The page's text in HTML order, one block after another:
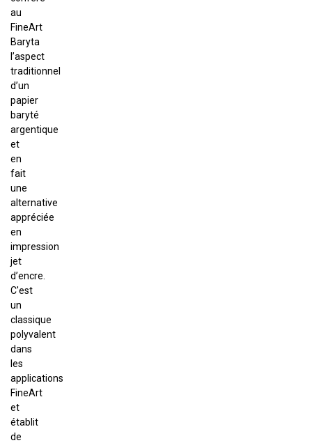
au
FineArt
Baryta
l’aspect
traditionnel
d’un
papier
baryté
argentique
et
en
fait
une
alternative
appréciée
en
impression
jet
d’encre.
C'est
un
classique
polyvalent
dans
les
applications
FineArt
et
établit
de